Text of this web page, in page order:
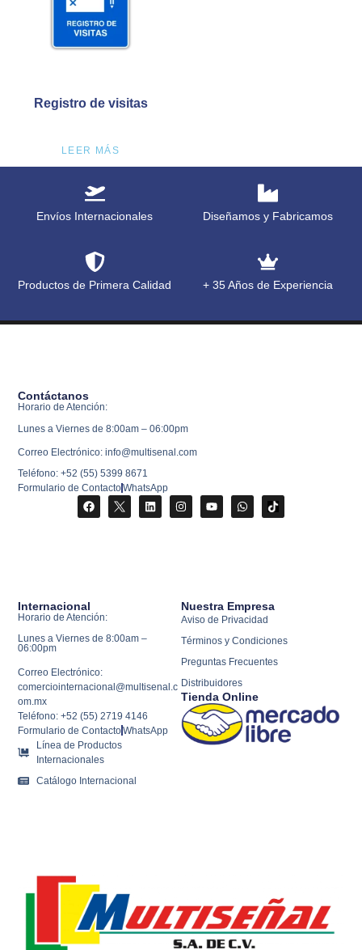
Registro de visitas
LEER MÁS
Envíos Internacionales Diseñamos y Fabricamos
Productos de Primera Calidad + 35 Años de Experiencia
Nuestra Empresa
Aviso de Privacidad
Términos y Condiciones
Preguntas Frecuentes
Distribuidores
Tienda Online
Internacional
Horario de Atención:
Lunes a Viernes de 8:00am –
06:00pm
Correo Electrónico:
comerciointernacional@multisenal.c
om.mx
Teléfono: +52 (55) 2719 4146
Formulario de ContactoWhatsApp
Línea de Productos
Internacionales
Catálogo Internacional
Contáctanos
Horario de Atención:
Lunes a Viernes de 8:00am – 06:00pm
Correo Electrónico: info@multisenal.com
Teléfono: +52 (55) 5399 8671
Formulario de ContactoWhatsApp